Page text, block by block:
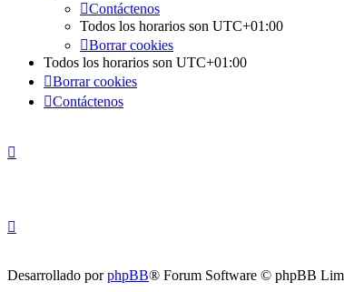
Contáctenos
Todos los horarios son UTC+01:00
Borrar cookies
Todos los horarios son UTC+01:00
Borrar cookies
Contáctenos
Desarrollado porphpBB® Forum Software © phpBB